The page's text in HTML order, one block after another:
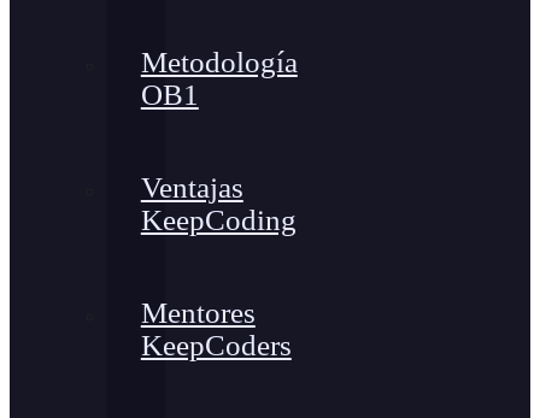
Metodología
OB1
Ventajas
KeepCoding
Mentores
KeepCoders